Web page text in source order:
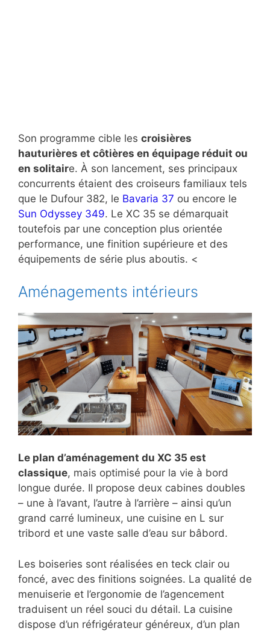
Son programme cible les croisières
hauturières et côtières en équipage réduit ou
en solitaire. À son lancement, ses principaux
concurrents étaient des croiseurs familiaux tels
que le Dufour 382, le Bavaria 37 ou encore le
Sun Odyssey 349. Le XC 35 se démarquait
toutefois par une conception plus orientée
performance, une finition supérieure et des
équipements de série plus aboutis. <
Aménagements intérieurs
Le plan d’aménagement du XC 35 est
classique, mais optimisé pour la vie à bord
longue durée. Il propose deux cabines doubles
– une à l’avant, l’autre à l’arrière – ainsi qu’un
grand carré lumineux, une cuisine en L sur
tribord et une vaste salle d’eau sur bâbord.
Les boiseries sont réalisées en teck clair ou
foncé, avec des finitions soignées. La qualité de
menuiserie et l’ergonomie de l’agencement
traduisent un réel souci du détail. La cuisine
dispose d’un réfrigérateur généreux, d’un plan